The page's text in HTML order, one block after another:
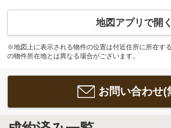
地図アプリで開く
※地図上に表示される物件の位置は付近住所に所在す
の物件所在地とは異なる場合がございます。
お問い合わせ(